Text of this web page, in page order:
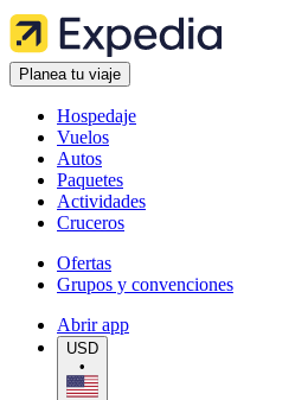
Planea tu viaje
Hospedaje
Vuelos
Autos
Paquetes
Actividades
Cruceros
Ofertas
Grupos y convenciones
Abrir app
USD
•